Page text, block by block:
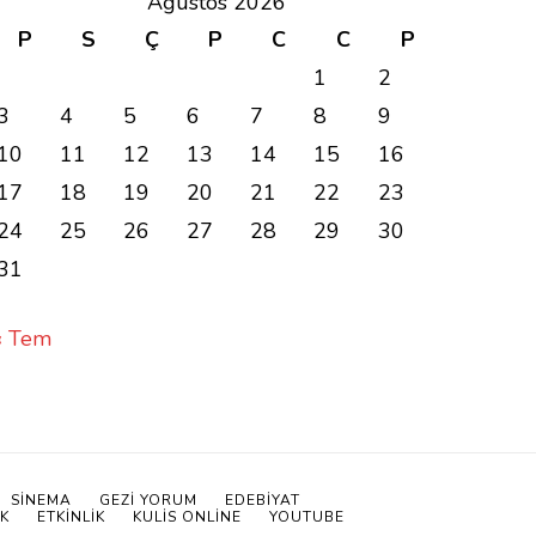
P
S Ç P C C
P
1
2
4 5 6 7 8
9
11 12 13 14 15
16
18 19 20 21 22
23
25 26 27 28 29
30
Tem
SINEMA GEZİ YORUM
EDEBIYAT
ETKINLIK KULİS ONLINE
YOUTUBE